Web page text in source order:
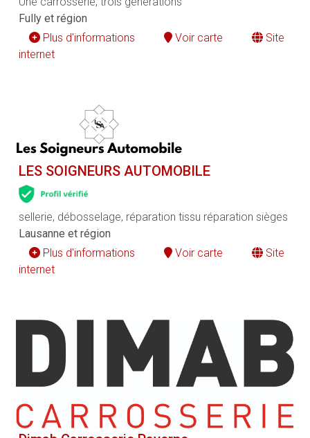
Fully et région
Plus d'informations
Voir carte
Site
internet
LES SOIGNEURS AUTOMOBILE
sellerie, débosselage, réparation tissu réparation sièges
Lausanne et région
Plus d'informations
Voir carte
Site
internet